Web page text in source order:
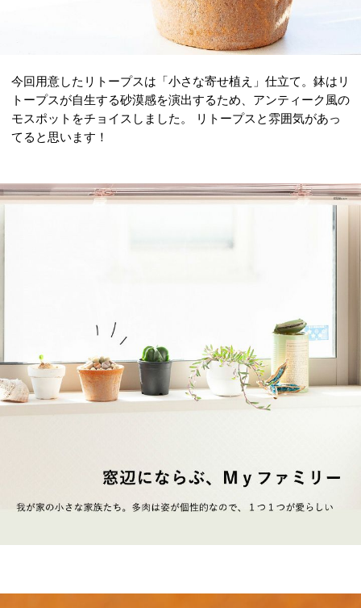
今回用意したリトープスは「小さな寄せ植え」仕立て。鉢はリ
トープスが自生する砂漠感を演出するため、アンティーク風の
モスポットをチョイスしました。 リトープスと雰囲気があっ
てると思います！